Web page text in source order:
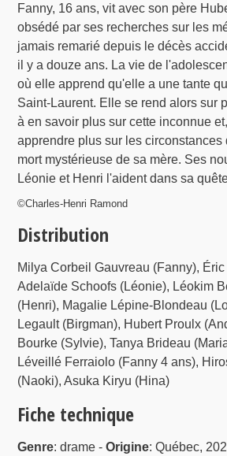
Fanny, 16 ans, vit avec son père
obsédé par ses recherches sur les
jamais remarié depuis le décès
il y a douze ans. La vie de
où elle apprend qu'elle a une tante
Saint-Laurent. Elle se rend alors sur
à en savoir plus sur cette inconnue
apprendre plus sur les circonstances
mort mystérieuse de sa mère. Ses
Léonie et Henri l'aident dans sa
©Charles-Henri Ramond
Distribution
Milya Corbeil Gauvreau (Fanny),
Adelaïde Schoofs (Léonie), Léokim
(Henri), Magalie Lépine-Blondeau
Legault (Birgman), Hubert Proulx
Bourke (Sylvie), Tanya Brideau
Léveillé Ferraiolo (Fanny 4 ans),
(Naoki), Asuka Kiryu (Hina)
Fiche technique
Genre: drame -Origine: Québec,